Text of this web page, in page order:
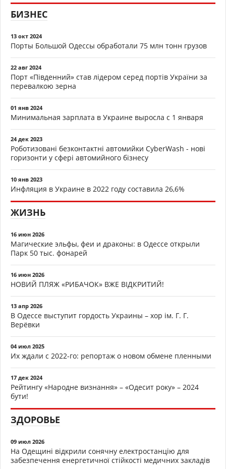
БИЗНЕС
13 окт 2024
Порты Большой Одессы обработали 75 млн тонн грузов
22 авг 2024
Порт «Південний» став лідером серед портів України за
перевалкою зерна
01 янв 2024
Минимальная зарплата в Украине выросла с 1 января
24 дек 2023
Роботизовані безконтактні автомийки CyberWash - нові
горизонти у сфері автомийного бізнесу
10 янв 2023
Инфляция в Украине в 2022 году составила 26,6%
ЖИЗНЬ
16 июн 2026
Магические эльфы, феи и драконы: в Одессе открыли
Парк 50 тыс. фонарей
16 июн 2026
НОВИЙ ПЛЯЖ «РИБАЧОК» ВЖЕ ВІДКРИТИЙ!
13 апр 2026
В Одессе выступит гордость Украины – хор ім. Г. Г.
Верёвки
04 июл 2025
Их ждали с 2022-го: репортаж о новом обмене пленными
17 дек 2024
Рейтингу «Народне визнання» – «Одесит року» – 2024
бути!
ЗДОРОВЬЕ
09 июл 2026
На Одещині відкрили сонячну електростанцію для
забезпечення енергетичної стійкості медичних закладів